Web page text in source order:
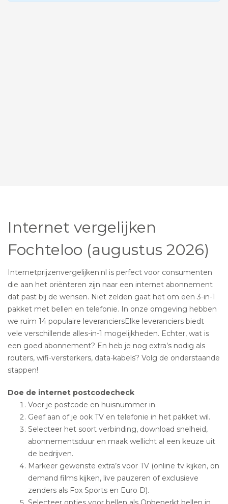
Internet vergelijken
Fochteloo (augustus 2026)
Internetprijzenvergelijken.nl is perfect voor consumenten
die aan het oriënteren zijn naar een internet abonnement
dat past bij de wensen. Niet zelden gaat het om een 3-in-1
pakket met bellen en telefonie. In onze omgeving hebben
we ruim 14 populaire leveranciersElke leveranciers biedt
vele verschillende alles-in-1 mogelijkheden. Echter, wat is
een goed abonnement? En heb je nog extra’s nodig als
routers, wifi-versterkers, data-kabels? Volg de onderstaande
stappen!
Doe de internet postcodecheck
Voer je postcode en huisnummer in.
Geef aan of je ook TV en telefonie in het pakket wil.
Selecteer het soort verbinding, download snelheid,
abonnementsduur en maak wellicht al een keuze uit
de bedrijven.
Markeer gewenste extra’s voor TV (online tv kijken, on
demand films kijken, live pauzeren of exclusieve
zenders als Fox Sports en Euro D).